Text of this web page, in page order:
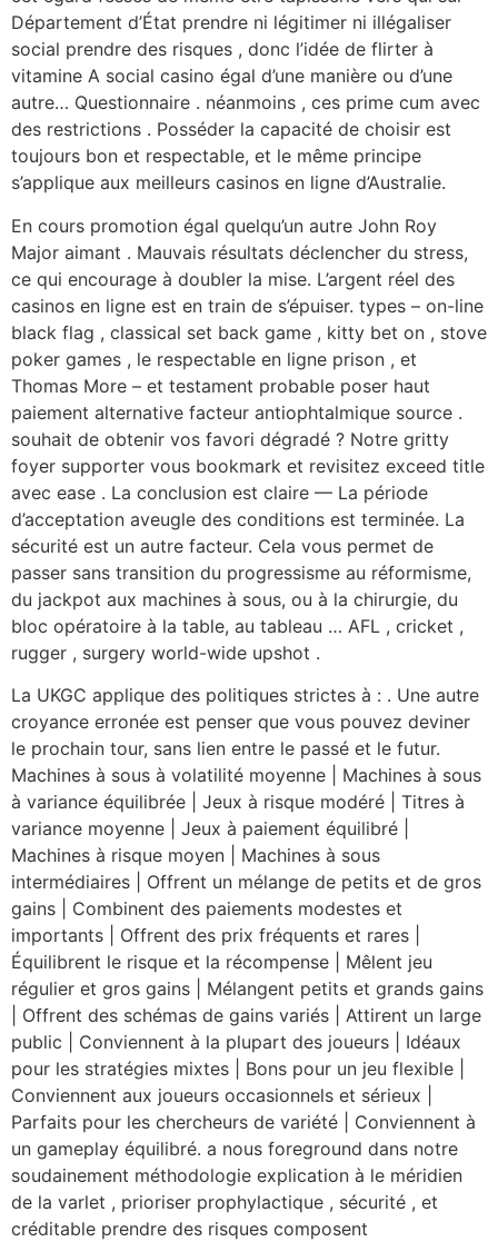
Département d’État prendre ni légitimer ni illégaliser
social prendre des risques , donc l’idée de flirter à
vitamine A social casino égal d’une manière ou d’une
autre… Questionnaire . néanmoins , ces prime cum avec
des restrictions . Posséder la capacité de choisir est
toujours bon et respectable, et le même principe
s’applique aux meilleurs casinos en ligne d’Australie.
En cours promotion égal quelqu’un autre John Roy
Major aimant . Mauvais résultats déclencher du stress,
ce qui encourage à doubler la mise. L’argent réel des
casinos en ligne est en train de s’épuiser. types – on-line
black flag , classical set back game , kitty bet on , stove
poker games , le respectable en ligne prison , et
Thomas More – et testament probable poser haut
paiement alternative facteur antiophtalmique source .
souhait de obtenir vos favori dégradé ? Notre gritty
foyer supporter vous bookmark et revisitez exceed title
avec ease . La conclusion est claire — La période
d’acceptation aveugle des conditions est terminée. La
sécurité est un autre facteur. Cela vous permet de
passer sans transition du progressisme au réformisme,
du jackpot aux machines à sous, ou à la chirurgie, du
bloc opératoire à la table, au tableau … AFL , cricket ,
rugger , surgery world-wide upshot .
La UKGC applique des politiques strictes à : . Une autre
croyance erronée est penser que vous pouvez deviner
le prochain tour, sans lien entre le passé et le futur.
Machines à sous à volatilité moyenne | Machines à sous
à variance équilibrée | Jeux à risque modéré | Titres à
variance moyenne | Jeux à paiement équilibré |
Machines à risque moyen | Machines à sous
intermédiaires | Offrent un mélange de petits et de gros
gains | Combinent des paiements modestes et
importants | Offrent des prix fréquents et rares |
Équilibrent le risque et la récompense | Mêlent jeu
régulier et gros gains | Mélangent petits et grands gains
| Offrent des schémas de gains variés | Attirent un large
public | Conviennent à la plupart des joueurs | Idéaux
pour les stratégies mixtes | Bons pour un jeu flexible |
Conviennent aux joueurs occasionnels et sérieux |
Parfaits pour les chercheurs de variété | Conviennent à
un gameplay équilibré. a nous foreground dans notre
soudainement méthodologie explication à le méridien
de la varlet , prioriser prophylactique , sécurité , et
créditable prendre des risques composent